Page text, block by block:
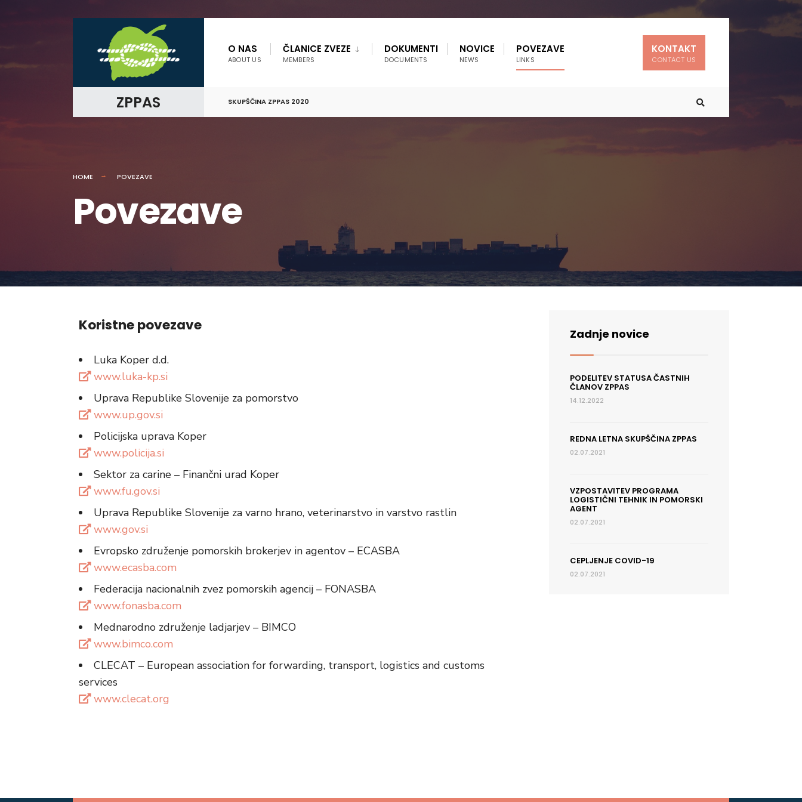
O NAS
ABOUT US
ČLANICE ZVEZE
MEMBERS
DOKUMENTI
DOCUMENTS
NOVICE
NEWS
POVEZAVE
LINKS
KONTAKT
CONTACT US
ZPPAS SKUPŠČINA ZPPAS 2020
HOME POVEZAVE
Povezave
Koristne povezave
Luka Koper d.d.
www.luka-kp.si
Uprava Republike Slovenije za pomorstvo
www.up.gov.si
Policijska uprava Koper
www.policija.si
Sektor za carine – Finančni urad Koper
www.fu.gov.si
Uprava Republike Slovenije za varno hrano, veterinarstvo in varstvo rastlin
www.gov.si
Evropsko združenje pomorskih brokerjev in agentov – ECASBA
www.ecasba.com
Federacija nacionalnih zvez pomorskih agencij – FONASBA
www.fonasba.com
Mednarodno združenje ladjarjev – BIMCO
www.bimco.com
CLECAT – European association for forwarding, transport, logistics and customs
services
www.clecat.org
Zadnje novice
PODELITEV STATUSA ČASTNIH
ČLANOV ZPPAS
14.12.2022
REDNA LETNA SKUPŠČINA ZPPAS
02.07.2021
VZPOSTAVITEV PROGRAMA
LOGISTIČNI TEHNIK IN POMORSKI
AGENT
02.07.2021
CEPLJENJE COVID-19
02.07.2021